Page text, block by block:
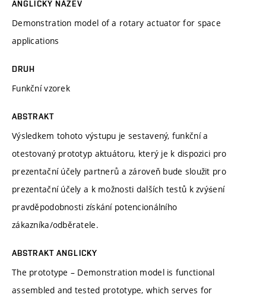
ANGLICKÝ NÁZEV
Demonstration model of a rotary actuator for space
applications
DRUH
Funkční vzorek
ABSTRAKT
Výsledkem tohoto výstupu je sestavený, funkční a
otestovaný prototyp aktuátoru, který je k dispozici pro
prezentační účely partnerů a zároveň bude sloužit pro
prezentační účely a k možnosti dalších testů k zvýśení
pravděpodobnosti získání potencionálního
zákazníka/odběratele.
ABSTRAKT ANGLICKY
The prototype – Demonstration model is functional
assembled and tested prototype, which serves for